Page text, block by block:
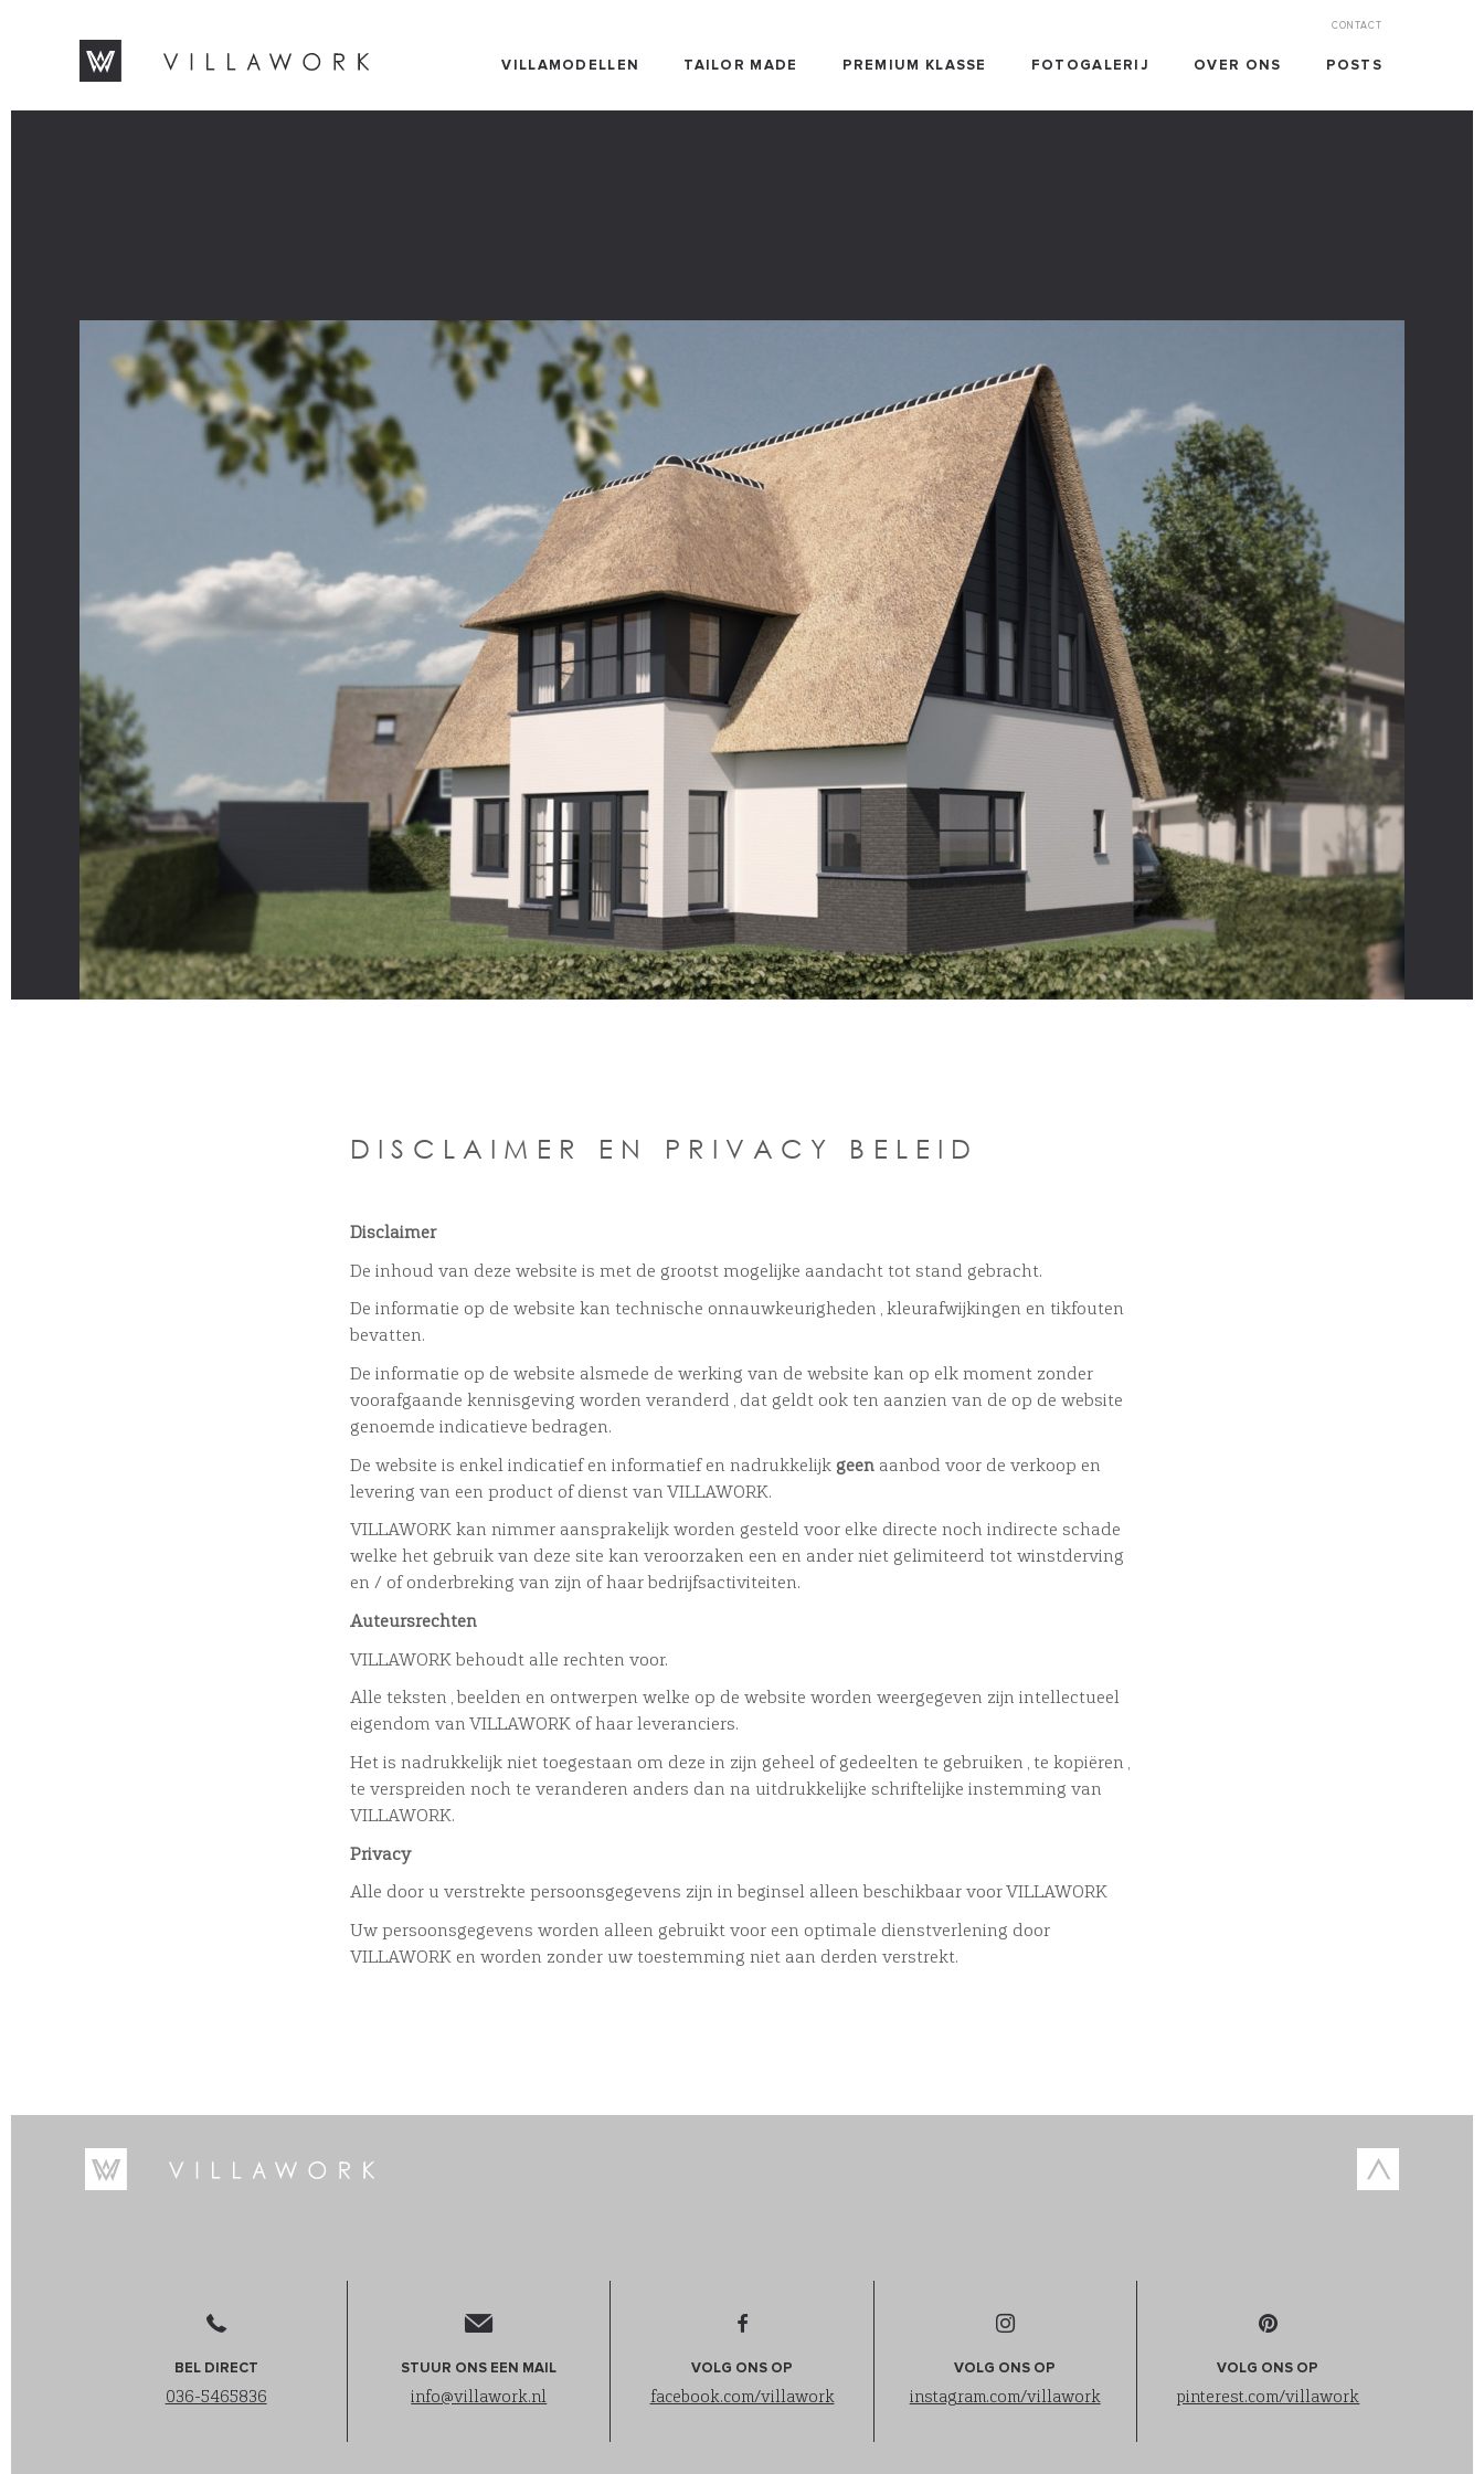
VILLAMODELLEN TAILOR MADE PREMIUM KLASSE FOTOGALERIJ OVER ONS POSTS
CONTACT
DISCLAIMER EN PRIVACY BELEID
Disclaimer
De inhoud van deze website is met de grootst mogelijke aandacht tot stand gebracht.
De informatie op de website kan technische onnauwkeurigheden , kleurafwijkingen en tikfouten
bevatten.
De informatie op de website alsmede de werking van de website kan op elk moment zonder
voorafgaande kennisgeving worden veranderd , dat geldt ook ten aanzien van de op de website
genoemde indicatieve bedragen.
De website is enkel indicatief en informatief en nadrukkelijk geen aanbod voor de verkoop en
levering van een product of dienst van VILLAWORK.
VILLAWORK kan nimmer aansprakelijk worden gesteld voor elke directe noch indirecte schade
welke het gebruik van deze site kan veroorzaken een en ander niet gelimiteerd tot winstderving
en / of onderbreking van zijn of haar bedrijfsactiviteiten.
Auteursrechten
VILLAWORK behoudt alle rechten voor.
Alle teksten , beelden en ontwerpen welke op de website worden weergegeven zijn intellectueel
eigendom van VILLAWORK of haar leveranciers.
Het is nadrukkelijk niet toegestaan om deze in zijn geheel of gedeelten te gebruiken , te kopiëren ,
te verspreiden noch te veranderen anders dan na uitdrukkelijke schriftelijke instemming van
VILLAWORK.
Privacy
Alle door u verstrekte persoonsgegevens zijn in beginsel alleen beschikbaar voor VILLAWORK
Uw persoonsgegevens worden alleen gebruikt voor een optimale dienstverlening door
VILLAWORK en worden zonder uw toestemming niet aan derden verstrekt.
BEL DIRECT
036-5465836
STUUR ONS EEN MAIL
info@villawork.nl
VOLG ONS OP
facebook.com/villawork
VOLG ONS OP
instagram.com/villawork
VOLG ONS OP
pinterest.com/villawork